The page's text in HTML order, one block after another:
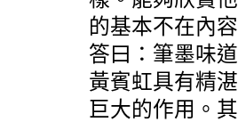
的基本不在內
答曰：筆墨味
黃賓虹具有精
巨大的作用。